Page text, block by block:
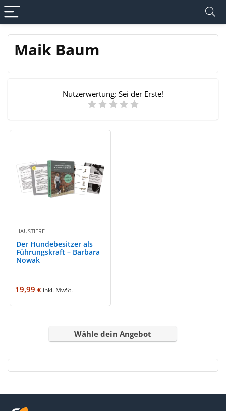
Maik Baum
Nutzerwertung: Sei der Erste!
HAUSTIERE
Der Hundebesitzer als
Führungskraft – Barbara
Nowak
19,99€ inkl. MwSt.
Wähle dein Angebot